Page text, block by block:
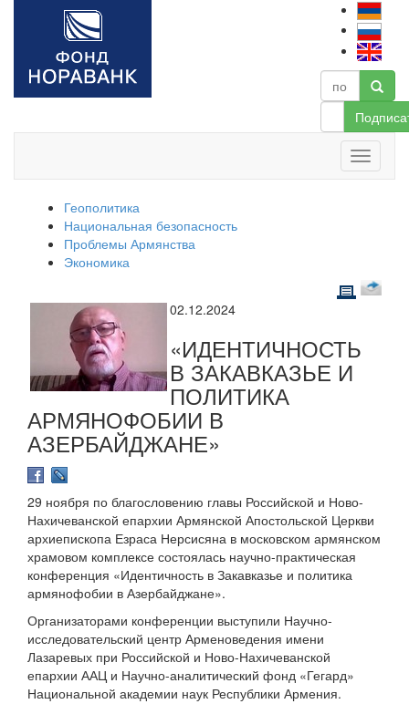
Геополитика
Национальная безопасность
Проблемы Армянства
Экономика
02.12.2024
«ИДЕНТИЧНОСТЬ
В ЗАКАВКАЗЬЕ И
ПОЛИТИКА
АРМЯНОФОБИИ В
АЗЕРБАЙДЖАНЕ»
29 ноября по благословению главы Российской и Ново-
Нахичеванской епархии Армянской Апостольской Церкви
архиепископа Езраса Нерсисяна в московском армянском
храмовом комплексе состоялась научно-практическая
конференция «Идентичность в Закавказье и политика
армянофобии в Азербайджане».
Организаторами конференции выступили Научно-
исследовательский центр Арменоведения имени
Лазаревых при Российской и Ново-Нахичеванской
епархии ААЦ и Научно-аналитический фонд «Гегард»
Национальной академии наук Республики Армения.